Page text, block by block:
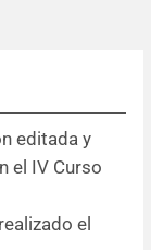
editada y
el IV Curso
el